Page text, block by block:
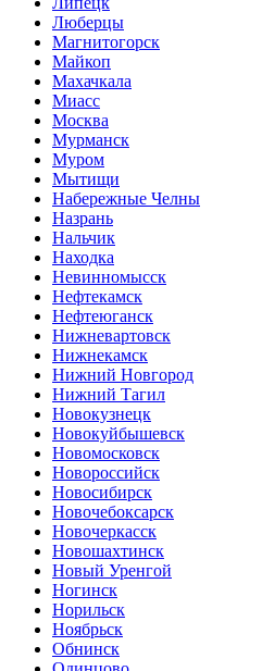
Люберцы
Магнитогорск
Майкоп
Махачкала
Миасс
Москва
Мурманск
Муром
Мытищи
Набережные Челны
Назрань
Нальчик
Находка
Невинномысск
Нефтекамск
Нефтеюганск
Нижневартовск
Нижнекамск
Нижний Новгород
Нижний Тагил
Новокузнецк
Новокуйбышевск
Новомосковск
Новороссийск
Новосибирск
Новочебоксарск
Новочеркасск
Новошахтинск
Новый Уренгой
Ногинск
Норильск
Ноябрьск
Обнинск